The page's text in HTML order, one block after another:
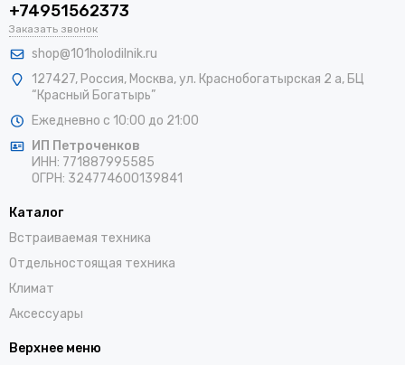
+74951562373
Заказать звонок
shop@101holodilnik.ru
127427, Россия, Москва,ул. Краснобогатырская 2 а, БЦ
“Красный Богатырь”
Ежедневно с 10:00 до 21:00
ИП Петроченков
ИНН: 771887995585
ОГРН: 324774600139841
Каталог
Встраиваемая техника
Отдельностоящая техника
Климат
Аксессуары
Верхнее меню